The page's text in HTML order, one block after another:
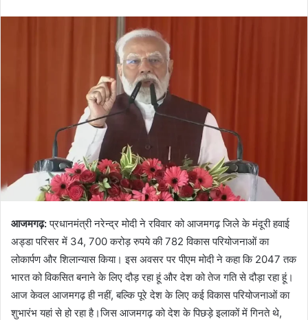
आजमगढ़:प्रधानमंत्री नरेन्‍द्र मोदी ने रविवार को आजमगढ़ जिले के मंदूरी हवाई
अड्डा परिसर में 34, 700 करोड़ रुपये की 782 विकास परियोजनाओं का
लोकार्पण और शिलान्यास किया। इस अवसर पर पीएम मोदी ने कहा कि 2047 तक
भारत को विकसित बनाने के लिए दौड़ रहा हूं और देश को तेज गति से दौड़ा रहा हूं।
आज केवल आजमगढ़ ही नहीं, बल्कि पूरे देश के लिए कई विकास परियोजनाओं का
शुभारंभ यहां से हो रहा है।जिस आजमगढ़ को देश के पिछड़े इलाकों में गिनते थे,